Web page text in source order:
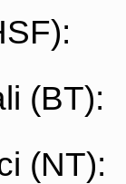
(BT):
(NT):